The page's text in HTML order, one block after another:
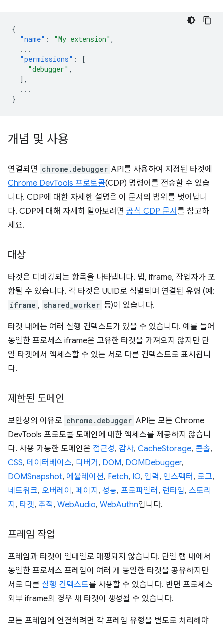
{
"name" : "My extension" ,
...
"permissions" :
[
"debugger" ,
],
...
}
개념 및 사용
연결되면 chrome.debugger API를 사용하여 지정된 타겟에
Chrome DevTools 프로토콜(CDP) 명령어를 전송할 수 있습
니다. CDP에 대한 자세한 설명은 이 문서의 범위를 벗어납니
다. CDP에 대해 자세히 알아보려면 공식 CDP 문서를 참고하
세요.
대상
타겟은 디버깅되는 항목을 나타냅니다. 탭, iframe, 작업자가 포
함될 수 있습니다. 각 타겟은 UUID로 식별되며 연결된 유형 (예:
iframe , shared_worker 등)이 있습니다.
타겟 내에는 여러 실행 컨텍스트가 있을 수 있습니다. 예를 들어
동일한 프로세스 iframe은 고유한 타겟을 가져오지 않지만 단
일 타겟에서 액세스할 수 있는 서로 다른 컨텍스트로 표시됩니
다.
제한된 도메인
보안상의 이유로 chrome.debugger API는 모든 Chrome
DevTools 프로토콜 도메인에 대한 액세스를 제공하지 않습니
다. 사용 가능한 도메인은 접근성, 감사, CacheStorage, 콘솔,
CSS, 데이터베이스, 디버거 , DOM, DOMDebugger,
DOMSnapshot, 에뮬레이션, Fetch, IO, 입력, 인스펙터 , 로그,
네트워크, 오버레이 , 페이지 , 성능, 프로파일러 , 런타임, 스토리
지 , 타겟, 추적, WebAudio, WebAuthn입니다.
프레임 작업
프레임과 타겟이 일대일로 매핑되지 않습니다. 단일 탭 내에서
동일한 프로세스 프레임이 여러 개 동일한 타겟을 공유하지만
서로 다른 실행 컨텍스트를 사용할 수 있습니다. 반면 프로세스
외부 iframe의 경우 새 타겟이 생성될 수 있습니다.
모든 프레임에 연결하려면 각 프레임 유형을 별도로 처리해야